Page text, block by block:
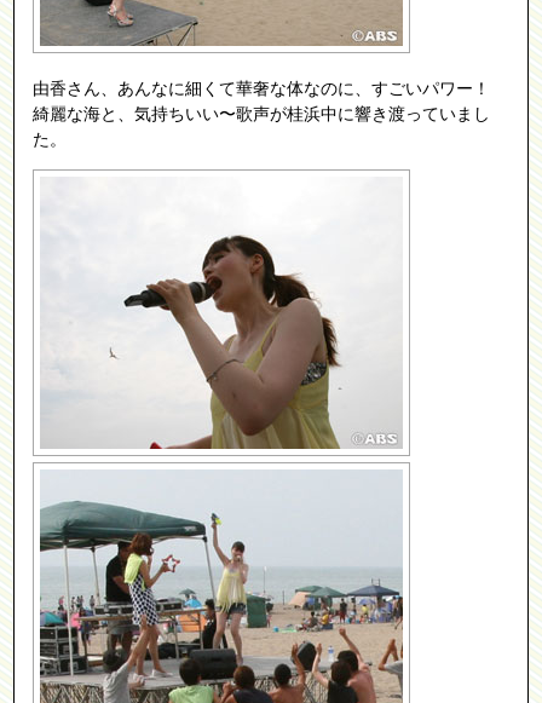
由香さん、あんなに細くて華奢な体なのに、すごいパワー！
綺麗な海と、気持ちいい〜歌声が桂浜中に響き渡っていまし
た。